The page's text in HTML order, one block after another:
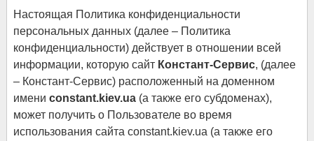
Настоящая Политика конфиденциальности
персональных данных (далее – Политика
конфиденциальности) действует в отношении всей
информации, которую сайт Констант-Сервис, (далее
– Констант-Сервис) расположенный на доменном
имени constant.kiev.ua(а также его субдоменах),
может получить о Пользователе во время
использования сайта constant.kiev.ua (а также его